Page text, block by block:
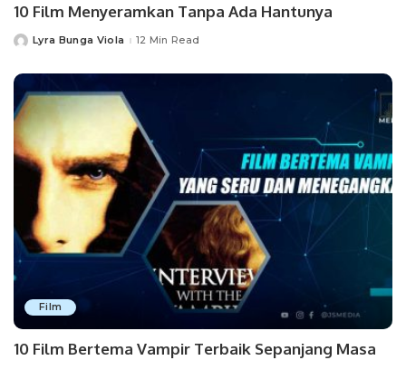
10 Film Menyeramkan Tanpa Ada Hantunya
PostedLyra Bunga Viola 12 Min Read
Film
10 Film Bertema Vampir Terbaik Sepanjang Masa